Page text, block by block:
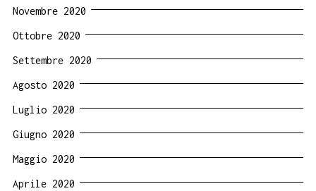
Novembre 2020
Ottobre 2020
Settembre 2020
Agosto 2020
Luglio 2020
Giugno 2020
Maggio 2020
Aprile 2020